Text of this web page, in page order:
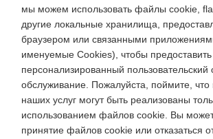
мы можем использовать файлы cookie,
другие локальные хранилища,
браузером или связанными
именуемые Cookies), чтобы
персонализированный пользовательский
обслуживание. Пожалуйста, поймите, что
наших услуг могут быть реализованы
использованием файлов cookie. Вы
принятие файлов cookie или отказаться